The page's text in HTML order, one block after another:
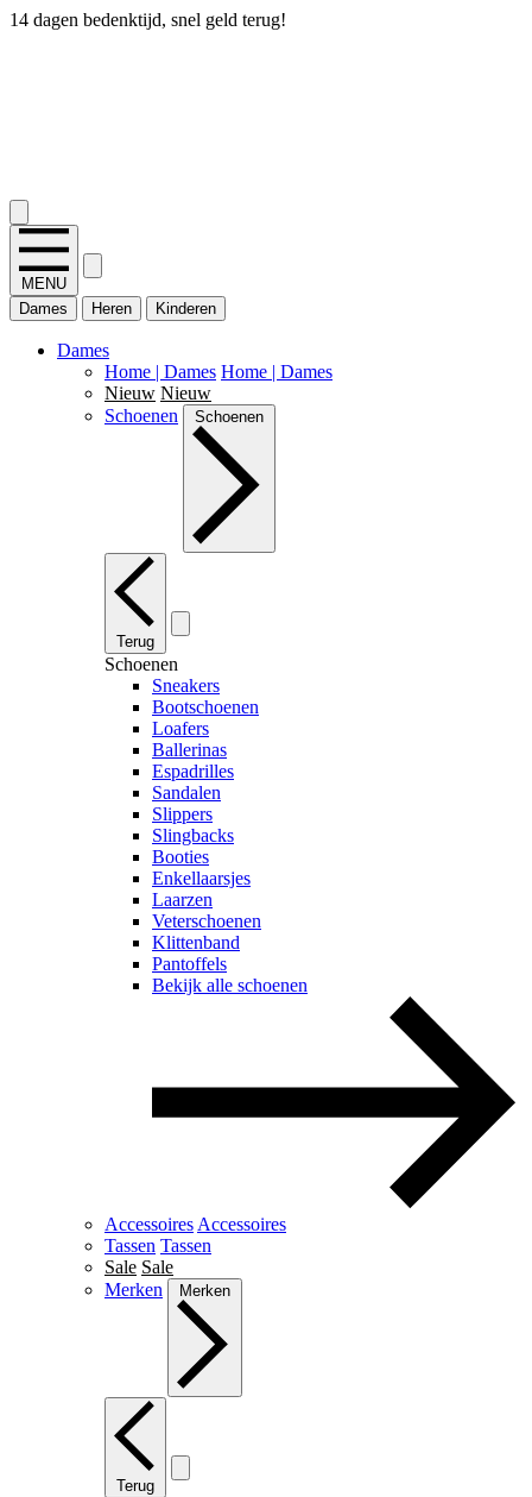
14 dagen bedenktijd, snel geld terug!
MENU
Dames
Heren Kinderen
Dames
Home | Dames Home | Dames
Nieuw Nieuw
Schoenen
Schoenen
Terug
Schoenen
Sneakers
Bootschoenen
Loafers
Ballerinas
Espadrilles
Sandalen
Slippers
Slingbacks
Booties
Enkellaarsjes
Laarzen
Veterschoenen
Klittenband
Pantoffels
Bekijk alle schoenen
Accessoires Accessoires
Tassen Tassen
Sale Sale
Merken
Merken
Terug